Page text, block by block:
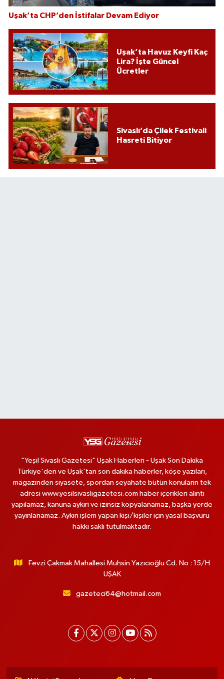
Uşak’ta CHP’den İstifalar Devam Ediyor
Uşak’ta Havuz Keyfi Kaç
Lira? İşte Güncel
Ücretler
Sivaslı’da Çilek Festivali
Hasreti Bitiyor
"Yeşil Sivaslı Gazetesi" Uşak Haberleri - Uşak Son Dakika
Türkiye'den ve Uşak'tan son dakika haberler, köşe yazıları,
magazinden siyasete, spordan seyahate bütün konuların tek
adresi www.yesilsivasligazetesi.com haber içerikleri alıntı
yapılamaz, kanuna aykırı ve izinsiz kopyalanamaz, başka yerde
yayınlanamaz. Aykırı işlem yapan kişi/kişiler için yasal başvuru
hakkı saklı tutulmaktadır.
Fevzi Çakmak Mahallesi Muhsin Yazıcıoğlu Cd. No : 15/H
UŞAK
gazeteci64@hotmail.com